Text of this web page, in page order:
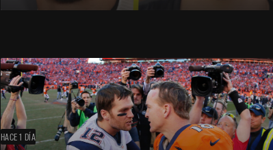
HACE 1 DÍA